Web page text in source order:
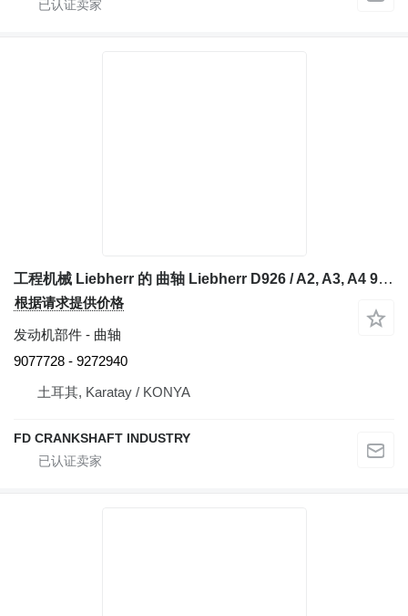
工程机械 Liebherr 的 曲轴 Liebherr D926 / A2, A3, A4 9077728
根据请求提供价格
发动机部件 - 曲轴
9077728 - 9272940
土耳其, Karatay / KONYA
FD CRANKSHAFT INDUSTRY